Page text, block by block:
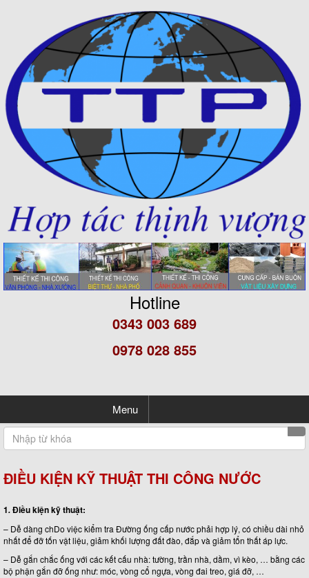
Hotline
0343 003 689
0978 028 855
Menu
ĐIỀU KIỆN KỸ THUẬT THI CÔNG NƯỚC
1.Điềukiện kỹ thuật:
– Dễ dàng chDo việc kiểm tra Đường ống cấp nước phải hợp lý, có chiều dài nhỏ
nhất để đỡ tốn vật liệu, giảm khối lượng đất đào, đắp và giảm tổn thất áp lực.
– Dễ gắn chắc ống với các kết cấu nhà: tường, trần nhà, dầm, vì kèo, … bằng các
bộ phận gắn đỡ ống như: móc, vòng cổ ngựa, vòng đai treo, giá đỡ, …